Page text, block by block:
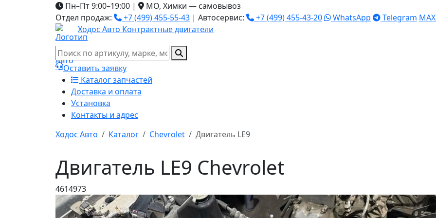
Пн–Пт 9:00–19:00 |
МО, Химки — самовывоз
Отдел продаж:
+7 (499) 455-55-43 | Автосервис: +7 (499) 455-43-20 WhatsApp Telegram MAX
Ходос Авто Контрактные двигатели
Оставить заявку
Каталог запчастей
Доставка и оплата
Установка
Контакты и адрес
Ходос Авто
Каталог Chevrolet Двигатель LE9
Двигатель LE9 Chevrolet
4614973